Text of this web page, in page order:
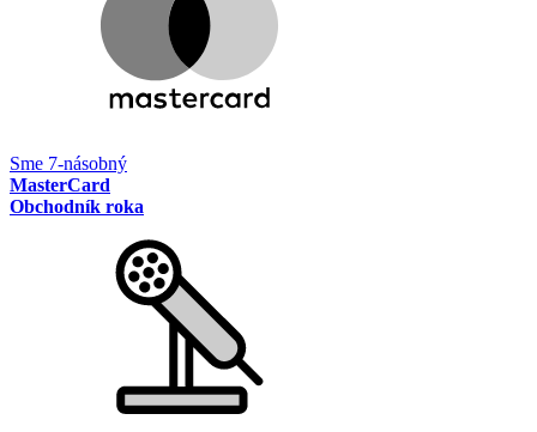
Sme 7-násobný
MasterCard
Obchodník roka